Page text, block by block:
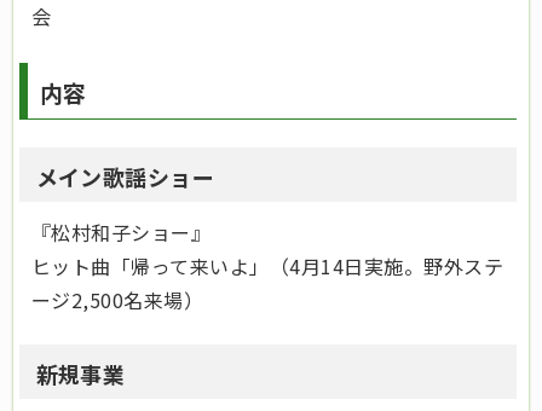
会
内容
メイン歌謡ショー
『松村和子ショー』
ヒット曲「帰って来いよ」（4月14日実施。野外ステ
ージ2,500名来場）
新規事業